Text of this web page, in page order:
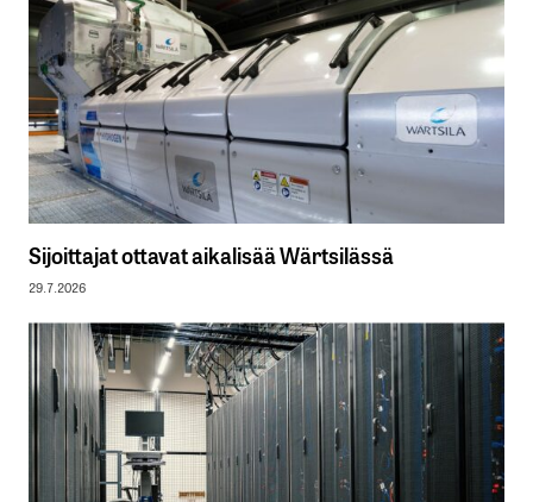
Sijoittajat ottavat aikalisää Wärtsilässä
29.7.2026